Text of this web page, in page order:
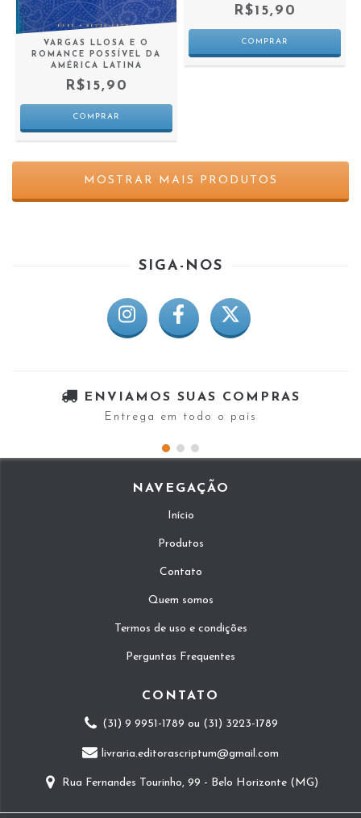
VARGAS LLOSA E O
ROMANCE POSSÍVEL DA
AMÉRICA LATINA
R$15,90
R$15,90
MOSTRAR MAIS PRODUTOS
SIGA-NOS
ENVIAMOS SUAS COMPRAS
Entrega em todo o país
NAVEGAÇÃO
Início
Produtos
Contato
Quem somos
Termos de uso e condições
Perguntas Frequentes
CONTATO
(31) 9 9951-1789 ou (31) 3223-1789
livraria.editorascriptum@gmail.com
Rua Fernandes Tourinho, 99 - Belo Horizonte (MG)